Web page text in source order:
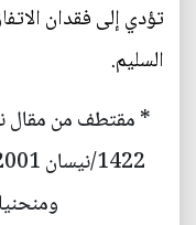
تؤدي إلى فقدان
السليم.